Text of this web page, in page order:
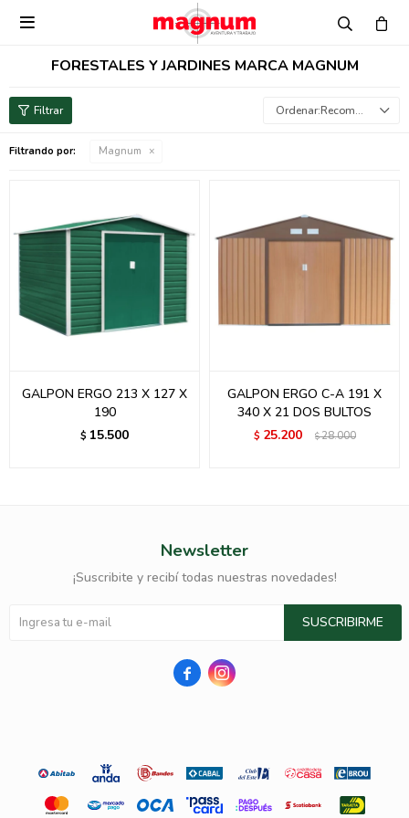

FORESTALES Y JARDINES MARCA MAGNUM
Recomendados
Filtrando por: Magnum
GALPON ERGO 213 X 127 X
190
$ 15.500
GALPON ERGO C-A 191 X
340 X 21 DOS BULTOS
$ 25.200 $28.000
Newsletter
¡Suscribite y recibí todas nuestras novedades!
SUSCRIBIRME
 